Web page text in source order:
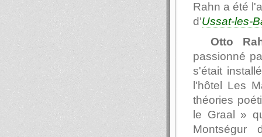
Rahn a été
d'Ussat-les-
Otto
passionné
s'était
l'hôtel Les
théories
le Graal »
Montségur